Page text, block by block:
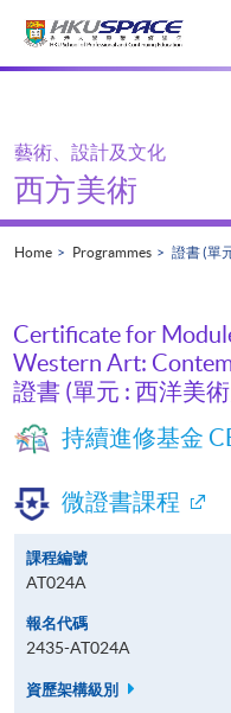
Main
藝術、設計及文化
西方美術
Home Programmes 證書 (單
Certificate for
Western Art:
證書 (單元 : 西洋美
持續進修基金
微證書課程
課程編號
AT024A
報名代碼
2435-AT024A
資歷架構級別